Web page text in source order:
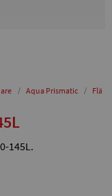
Aqua Prismatic
145L.